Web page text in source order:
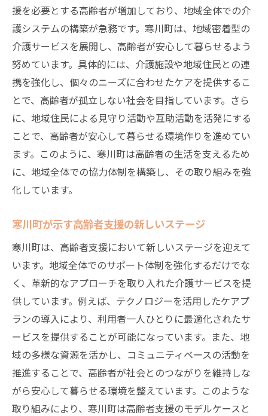
援を必要とする高齢者が増加しており、地域全体での介
護システムの構築が急務です。寒川町は、地域密着型の
介護サービスを展開し、高齢者が安心して暮らせるよう
努めています。具体的には、介護施設や地域住民との連
携を強化し、個々のニーズに合わせたケアを提供するこ
とで、高齢者が孤立しない社会を目指しています。さら
に、地域住民による見守り活動や互助活動を活発にする
ことで、高齢者が安心して暮らせる環境作りを進めてい
ます。このように、寒川町は高齢者の生活を支えるため
に、地域全体での協力体制を構築し、その取り組みを強
化しています。
寒川町が示す高齢者支援の新しいステージ
寒川町は、高齢者支援において新しいステージを迎えて
います。地域全体でのサポート体制を強化するだけでな
く、革新的なアプローチを取り入れた介護サービスを提
供しています。例えば、テクノロジーを活用したケアプ
ランの導入により、利用者一人ひとりに最適化されたサ
ービスを提供することが可能になっています。また、地
域の多様な資源を活かし、コミュニティベースの活動を
推進することで、高齢者が社会とのつながりを維持しな
がら安心して暮らせる環境を整えています。このような
取り組みにより、寒川町は高齢者支援のモデルケースと